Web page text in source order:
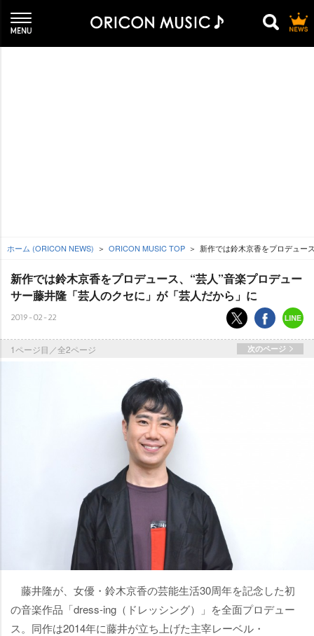
ホーム (ORICON NEWS) ORICON MUSIC TOP 新作では鈴木京香をプロデュー
新作では鈴木京香をプロデュース、“芸人”音楽プロデュー
サー藤井隆「芸人のクセに」が「芸人だから」に
2019-02-22
1ページ目／全2ページ 次のページ
藤井隆が、女優・鈴木京香の芸能生活30周年を記念した初
の音楽作品「dress-ing（ドレッシング）」を全面プロデュー
ス。同作は2014年に藤井が立ち上げた主宰レーベル・